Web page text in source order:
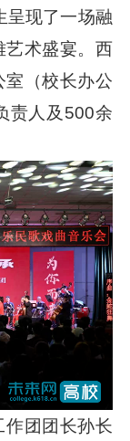
呈现了一场融
艺术盛宴。西
室（校长办公
责人及500余
团团长孙长